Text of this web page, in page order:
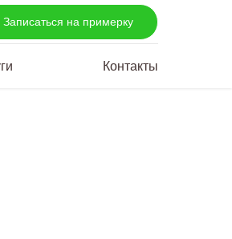
Записаться на примерку
Контакты